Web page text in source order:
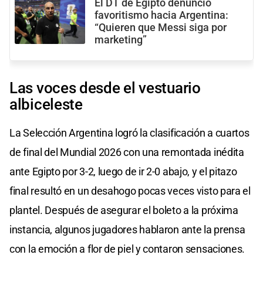
El DT de Egipto denunció
favoritismo hacia Argentina:
“Quieren que Messi siga por
marketing”
Las voces desde el vestuario
albiceleste
La Selección Argentina logró la clasificación a cuartos
de final del Mundial 2026 con una remontada inédita
ante Egipto por 3-2, luego de ir 2-0 abajo, y el pitazo
final resultó en un desahogo pocas veces visto para el
plantel. Después de asegurar el boleto a la próxima
instancia, algunos jugadores hablaron ante la prensa
con la emoción a flor de piel y contaron sensaciones.